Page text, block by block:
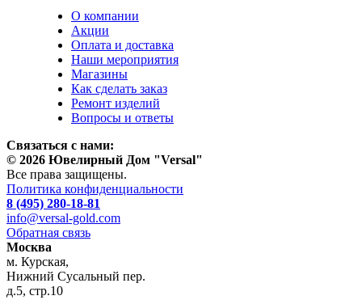
О компании
Акции
Оплата и доставка
Наши мероприятия
Магазины
Как сделать заказ
Ремонт изделий
Вопросы и ответы
Связаться с нами:
© 2026 Ювелирный Дом "Versal"
Все права защищены.
Политика конфиденциальности
8 (495) 280-18-81
info@versal-gold.com
Обратная связь
Москва
м. Курская,
Нижний Сусальный пер.
д.5, стр.10